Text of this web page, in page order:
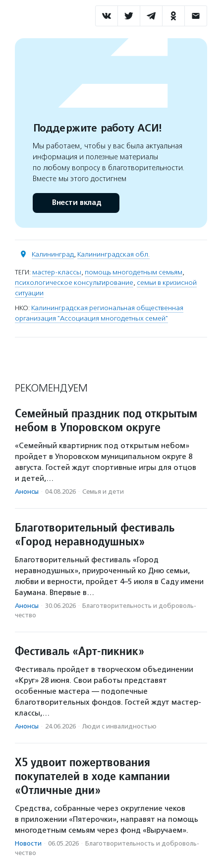
Поддержите работу АСИ!
Мы работаем, чтобы у вас была актуальная
информация и полезные материалы
по любому вопросу в благотворительности.
Вместе мы этого достигнем
Внести вклад
Калининград, Калининградская обл.
ТЕГИ: мастер-классы, помощь многодетным семьям,
психологическое консультирование, семьи в кризисной
ситуации
НКО: Калининградская региональная общественная
организация "Ассоциация многодетных семей"
РЕКОМЕНДУЕМ
Семейный праздник под открытым
небом в Упоровском округе
«Семейный квартирник под открытым небом»
пройдет в Упоровском муниципальном округе 8
августа. Гостей ждут спортивные игры для отцов
и детей,…
Анонсы · 04.08.2026 · Семья и дети
Благотворительный фестиваль
«Город неравнодушных»
Благотворительный фестиваль «Город
неравнодушных», приуроченный ко Дню семьи,
любви и верности, пройдет 4–5 июля в Саду имени
Баумана. Впервые в…
Анонсы · 30.06.2026 · Благотвори­тель­ность и доброволь­
чест­во
Фестиваль «Арт-пикник»
Фестиваль пройдет в творческом объединении
«Круг» 28 июня. Свои работы представят
особенные мастера — подопечные
благотворительных фондов. Гостей ждут мастер-
классы,…
Анонсы · 24.06.2026 · Люди с инвалидностью
X5 удвоит пожертвования
покупателей в ходе кампании
«Отличные дни»
Средства, собранные через округление чеков
в приложении «Пятерочки», направят на помощь
многодетным семьям через фонд «Выручаем».
Новости · 06.05.2026 · Благотвори­тель­ность и доброволь­
чест­во